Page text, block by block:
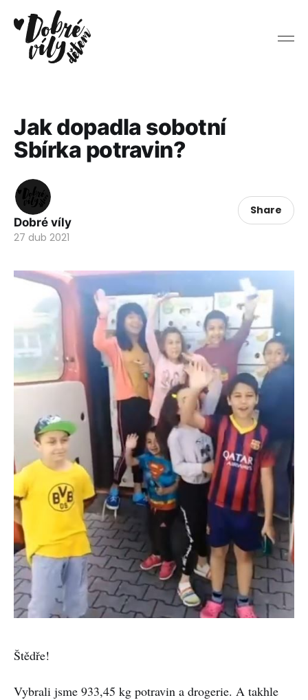
Jak dopadla sobotní
Sbírka potravin?
Dobré víly
27 dub 2021
Share
Štědře!
Vybrali jsme 933,45 kg potravin a drogerie. A takhle